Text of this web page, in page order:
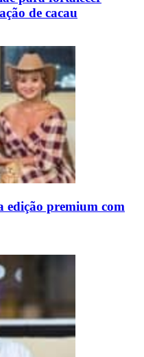
de cacau
edição premium com